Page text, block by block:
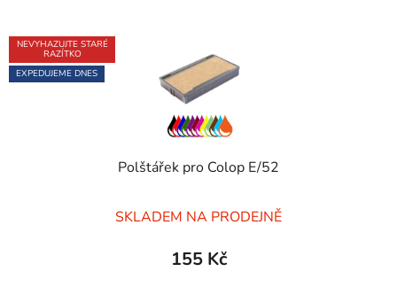
NEVYHAZUJTE STARÉ
RAZÍTKO
EXPEDUJEME DNES
Polštářek pro Colop E/52
hodnocení
produktu
SKLADEM NA PRODEJNĚ
155 Kč